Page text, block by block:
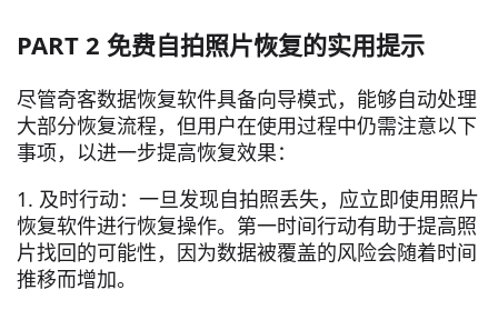
PART 2 免费自拍照片恢复的实用提示
尽管奇客数据恢复软件具备向导模式，能够自动处理
大部分恢复流程，但用户在使用过程中仍需注意以下
事项，以进一步提高恢复效果：
1. 及时行动：一旦发现自拍照丢失，应立即使用照片
恢复软件进行恢复操作。第一时间行动有助于提高照
片找回的可能性，因为数据被覆盖的风险会随着时间
推移而增加。